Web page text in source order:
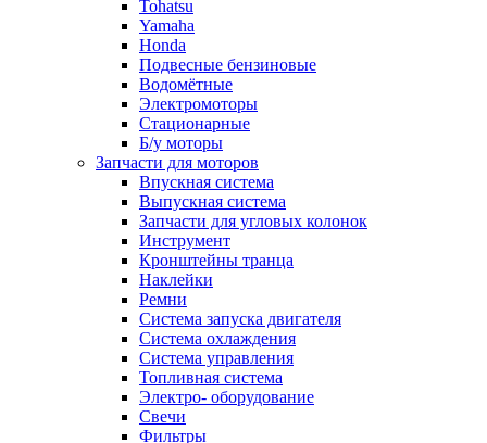
Tohatsu
Yamaha
Honda
Подвесные бензиновые
Водомётные
Электромоторы
Стационарные
Б/у моторы
Запчасти для моторов
Впускная система
Выпускная система
Запчасти для угловых колонок
Инструмент
Кронштейны транца
Наклейки
Ремни
Система запуска двигателя
Система охлаждения
Система управления
Топливная система
Электро- оборудование
Свечи
Фильтры